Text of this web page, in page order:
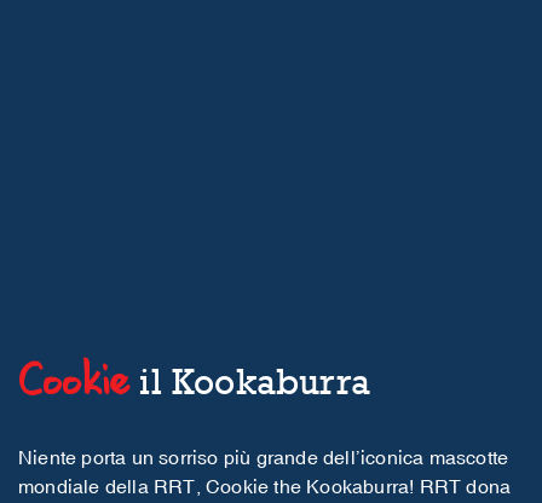
Cookieil Kookaburra
Niente porta un sorriso più grande dell’iconica mascotte
mondiale della RRT, Cookie the Kookaburra! RRT dona